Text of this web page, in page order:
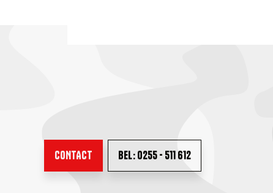
CONTACT BEL: 0255 - 511 612